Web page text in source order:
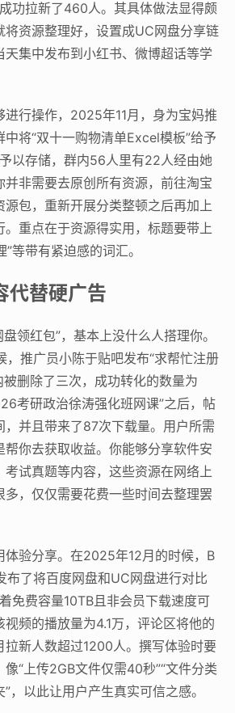
功拉新了460人。其具体做法显得颇
将资源整理好，设置成UC网盘分享链
天集中发布到小红书、微博超话等学
进行操作，2025年11月，身为宝妈推
将“双十一购物清单Excel模板”给予
以存储，群内56人里有22人经由她
并非需要去原创所有资源，前往淘宝
源包，重新开展分类整顿之后再加上
。重点在于资源得实用，标题要带上
”等带有紧迫感的词汇。
代替硬广告
领红包”，基本上没什么人搭理你。
推广员小陈于贴吧发布“求帮忙注册
删除了三次，成功转化的数量为
考研政治徐涛强化班网课”之后，帖
，并且带来了87次下载量。用户所需
帮你去获取收益。你能够分享软件安
试真题等内容，这些资源在网络上
多，仅仅需要花费一些时间去整理罢
体验分享。在2025年12月的时候，B
布了将百度网盘和UC网盘进行对比
免费容量10TB且非会员下载速度可
频的播放量为4.1万，评论区将他的
拉新人数超过1200人。撰写体验时要
“上传2GB文件仅需40秒”“文件分类
，以此让用户产生真实可信之感。